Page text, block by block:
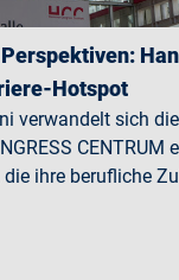
Hotspot
verwandelt sich
CENTRUM
ihre berufliche